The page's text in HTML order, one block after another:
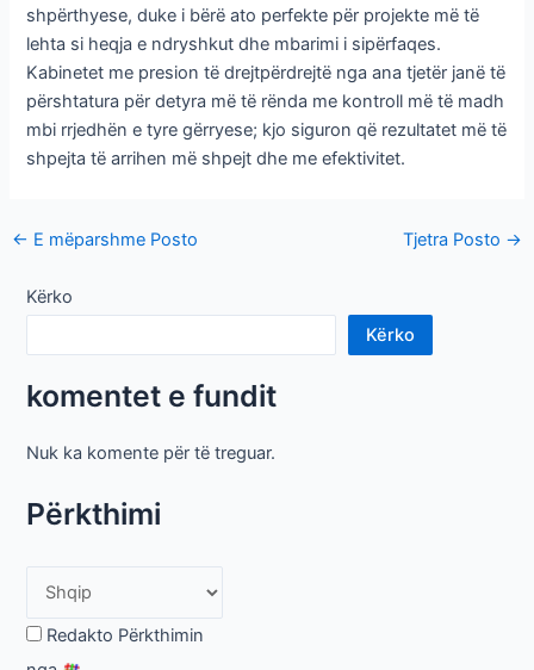
shpërthyese, duke i bërë ato perfekte për projekte më të
lehta si heqja e ndryshkut dhe mbarimi i sipërfaqes.
Kabinetet me presion të drejtpërdrejtë nga ana tjetër janë të
përshtatura për detyra më të rënda me kontroll më të madh
mbi rrjedhën e tyre gërryese; kjo siguron që rezultatet më të
shpejta të arrihen më shpejt dhe me efektivitet.
Post
← E mëparshme Posto Tjetra Posto →
Kërko
Kërko
komentet e fundit
Nuk ka komente për të treguar.
Përkthimi
Redakto Përkthimin